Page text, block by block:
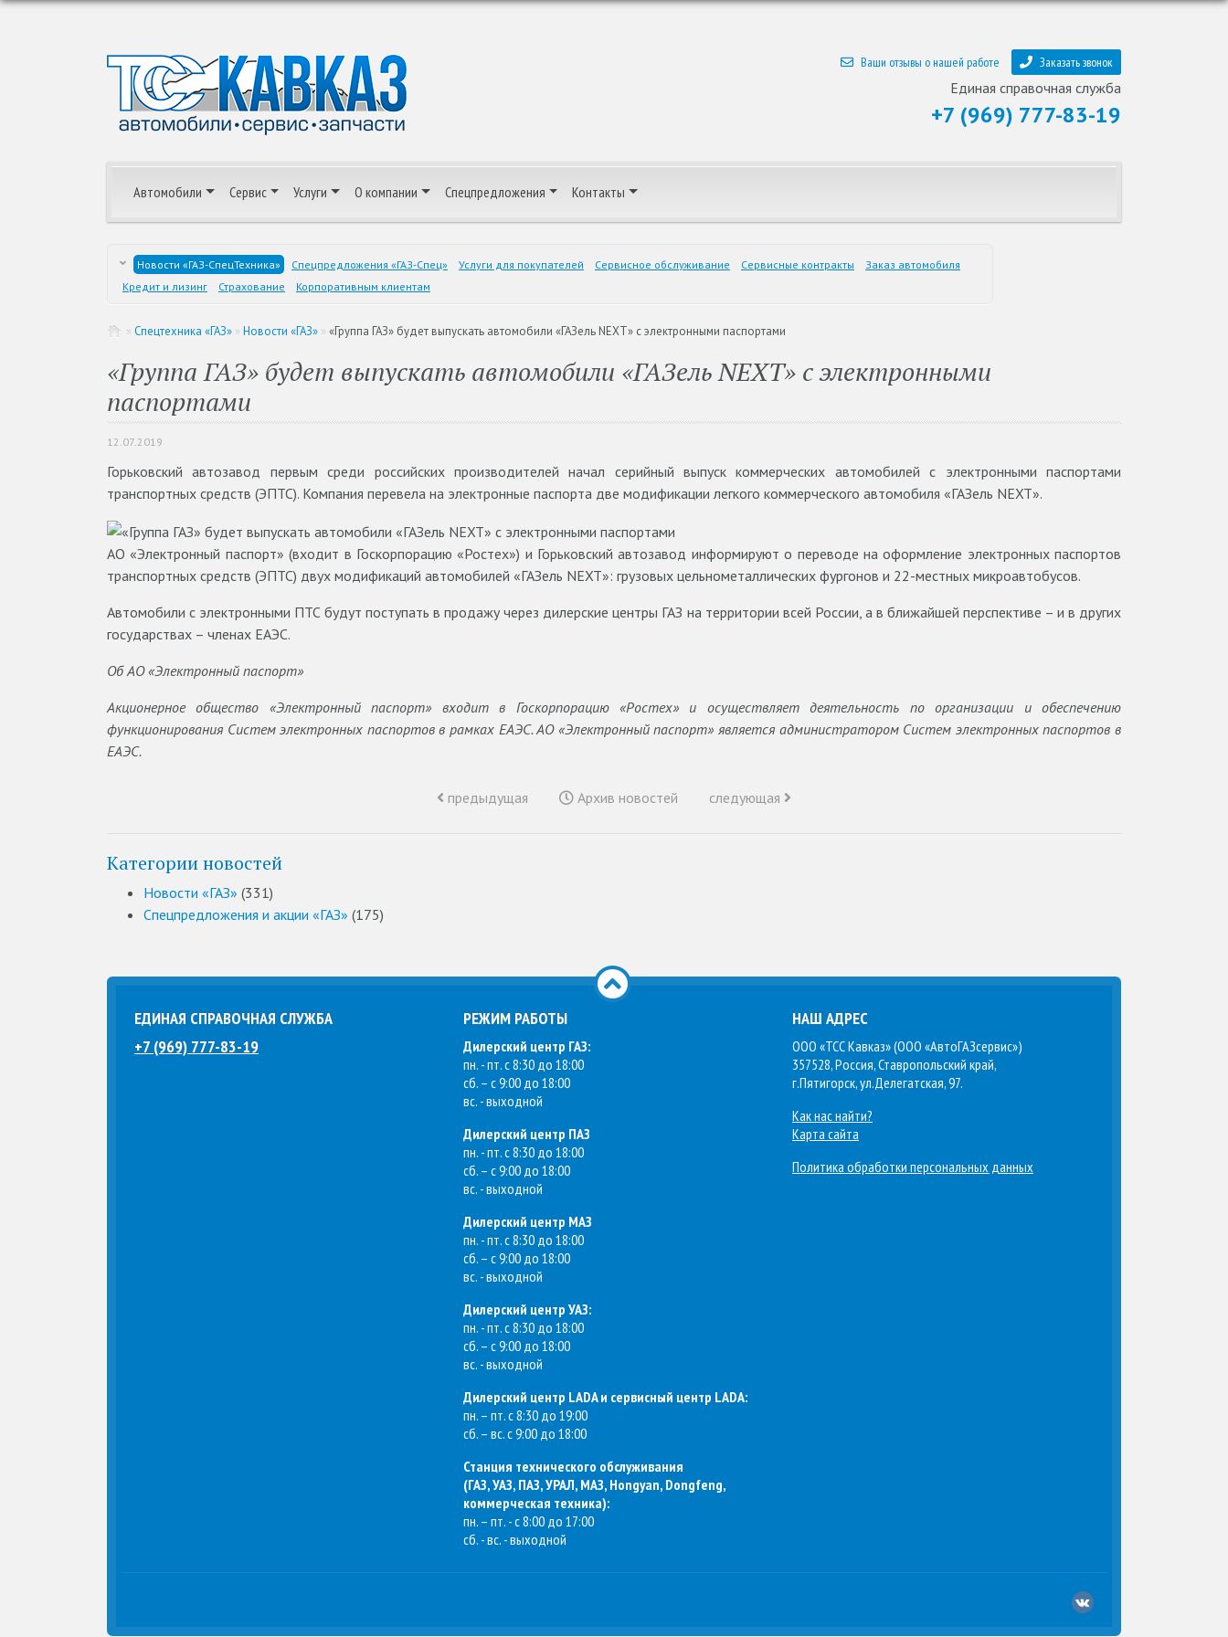
Ваши отзывы о нашей работе Заказать звонок
Единая справочная служба
+7 (969) 777-83-19
Автомобили Сервис Услуги О компании Спецпредложения Контакты
Новости «ГАЗ-СпецТехника» Спецпредложения «ГАЗ-Спец» Услуги для покупателей Сервисное обслуживание Сервисные контракты
Заказ автомобиля
Кредит и лизинг
Страхование Корпоративным клиентам
» Спецтехника «ГАЗ» » Новости «ГАЗ» » «Группа ГАЗ» будет выпускать автомобили «ГАЗель NEXT» с электронными паспортами
«Группа ГАЗ» будет выпускать автомобили «ГАЗель NEXT» с электронными
паспортами
12.07.2019
Горьковский автозавод первым среди российских производителей начал серийный выпуск коммерческих автомобилей с электронными паспортами
транспортных средств (ЭПТС). Компания перевела на электронные паспорта две модификации легкого коммерческого автомобиля «ГАЗель NEXT».
АО «Электронный паспорт» (входит в Госкорпорацию «Ростех») и Горьковский автозавод информируют о переводе на оформление электронных паспортов
транспортных средств (ЭПТС) двух модификаций автомобилей «ГАЗель NEXT»: грузовых цельнометаллических фургонов и 22-местных микроавтобусов.
Автомобили с электронными ПТС будут поступать в продажу через дилерские центры ГАЗ на территории всей России, а в ближайшей перспективе – и в других
государствах – членах ЕАЭС.
Об АО «Электронный паспорт»
Акционерное общество «Электронный паспорт» входит в Госкорпорацию «Ростех» и осуществляет деятельность по организации и обеспечению
функционирования Систем электронных паспортов в рамках ЕАЭС. АО «Электронный паспорт» является администратором Систем электронных паспортов в
ЕАЭС.
предыдущая Архив новостей следующая
Категории новостей
Новости «ГАЗ» (331)
Спецпредложения и акции «ГАЗ» (175)
ЕДИНАЯ СПРАВОЧНАЯ СЛУЖБА
+7 (969) 777-83-19
РЕЖИМ РАБОТЫ
Дилерский центр ГАЗ:
пн. - пт. с 8:30 до 18:00
сб. – с 9:00 до 18:00
вс. - выходной
Дилерский центр ПАЗ
пн. - пт. с 8:30 до 18:00
сб. – с 9:00 до 18:00
вс. - выходной
Дилерский центр МАЗ
пн. - пт. с 8:30 до 18:00
сб. – с 9:00 до 18:00
вс. - выходной
Дилерский центр УАЗ:
пн. - пт. с 8:30 до 18:00
сб. – с 9:00 до 18:00
вс. - выходной
Дилерский центр LADA и сервисный центр LADA:
пн. – пт. с 8:30 до 19:00
сб. – вс. с 9:00 до 18:00
Станция технического обслуживания
(ГАЗ, УАЗ, ПАЗ, УРАЛ, МАЗ, Hongyan, Dongfeng,
коммерческая техника):
пн. – пт. - с 8:00 до 17:00
сб. - вс. - выходной
НАШ АДРЕС
ООО «ТСС Кавказ» (ООО «АвтоГАЗсервис»)
357528, Россия, Ставропольский край,
г.Пятигорск, ул.Делегатская, 97.
Как нас найти?
Карта сайта
Политика обработки персональных данных